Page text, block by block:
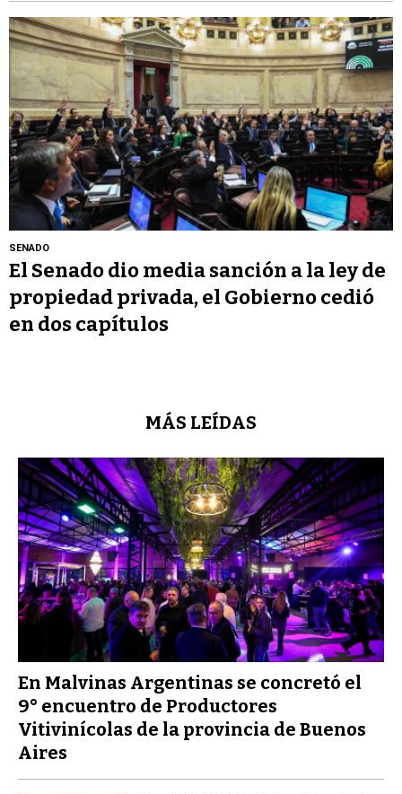
SENADO
El Senado dio media sanción a la ley de
propiedad privada, el Gobierno cedió
en dos capítulos
MÁS LEÍDAS
En Malvinas Argentinas se concretó el
9° encuentro de Productores
Vitivinícolas de la provincia de Buenos
Aires